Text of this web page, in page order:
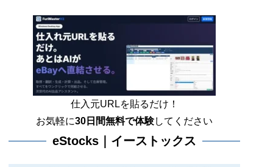
仕入元URLを貼るだけ！
お気軽に30日間無料で体験してください
eStocks｜イーストックス